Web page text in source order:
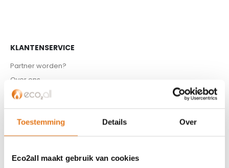
Toestemming Details Over
Eco2all maakt gebruik van cookies
KLANTENSERVICE
Partner worden?
Over ons
Referenties
Algemene voorwaarden
ISDE-subsidie
Contact